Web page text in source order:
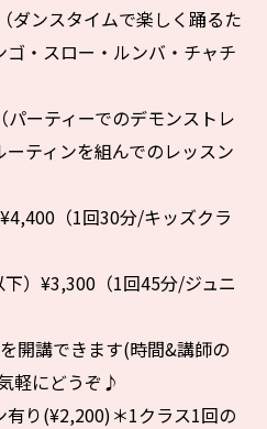
ダンスタイムで楽しく踊るた
・スロー・ルンバ・チャチ
パーティーでのデモンストレ
ティンを組んでのレッスン
¥4,400（1回30分/キッズクラ
下）¥3,300（1回45分/ジュニ
開講できます(時間&講師の
軽にどうぞ♪
り(¥2,200)＊1クラス1回の